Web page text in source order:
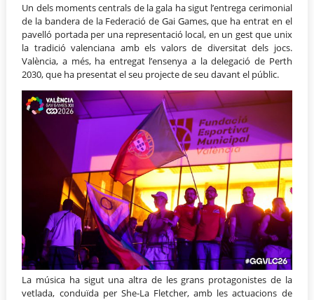
Un dels moments centrals de la gala ha sigut l’entrega cerimonial
de la bandera de la Federació de Gai Games, que ha entrat en el
pavelló portada per una representació local, en un gest que unix
la tradició valenciana amb els valors de diversitat dels jocs.
València, a més, ha entregat l’ensenya a la delegació de Perth
2030, que ha presentat el seu projecte de seu davant el públic.
La música ha sigut una altra de les grans protagonistes de la
vetlada, conduïda per She-La Fletcher, amb les actuacions de